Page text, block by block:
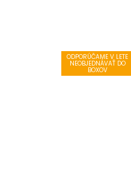
ODPORÚČAME V LETE
NEOBJEDNÁVAŤ DO
BOXOV